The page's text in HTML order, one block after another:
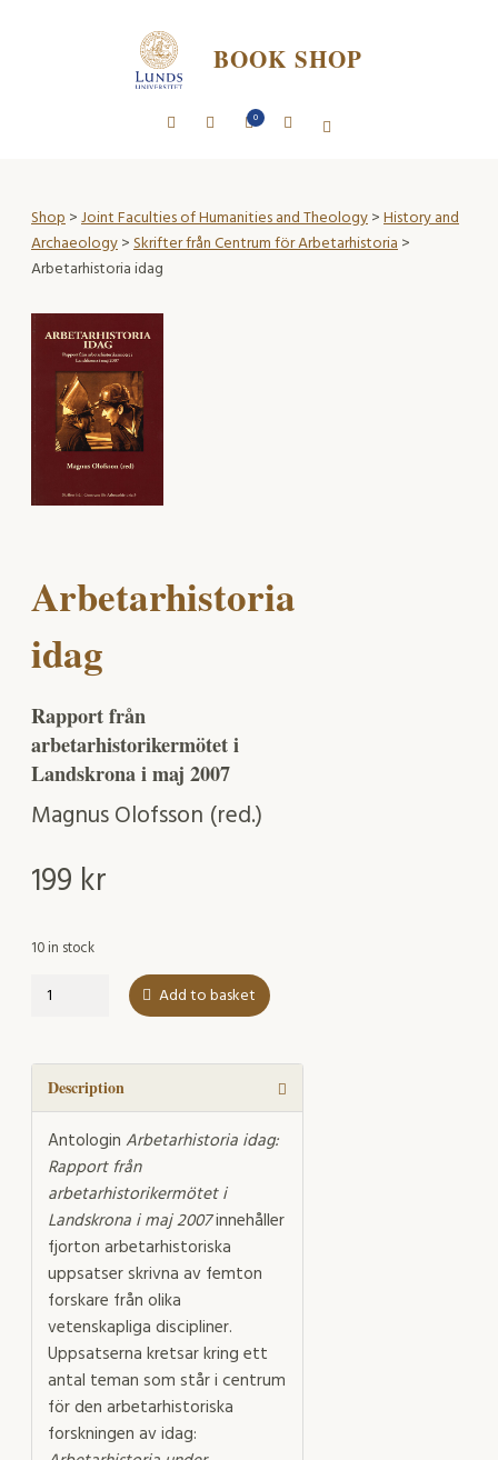
BOOK SHOP
0
Shop>Joint Faculties of Humanities and Theology>History and
Archaeology>Skrifter från Centrum för Arbetarhistoria>
Arbetarhistoria idag
Arbetarhistoria
idag
Rapport från
arbetarhistorikermötet i
Landskrona i maj 2007
Magnus Olofsson (red.)
199 kr
10 in stock
Arbetarhistoria
Add to basket
Description
Antologin Arbetarhistoria idag:
Rapport från
arbetarhistorikermötet i
Landskrona i maj 2007innehåller
fjorton arbetarhistoriska
uppsatser skrivna av femton
forskare från olika
vetenskapliga discipliner.
Uppsatserna kretsar kring ett
antal teman som står i centrum
för den arbetarhistoriska
forskningen av idag: